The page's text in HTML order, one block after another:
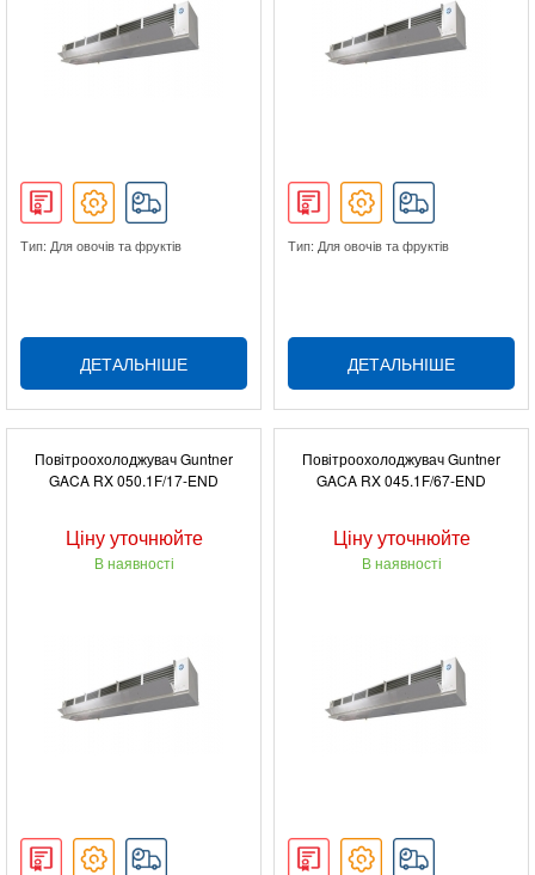
Тип: Для овочів та фруктів
ДЕТАЛЬНІШЕ
Тип: Для овочів та фруктів
ДЕТАЛЬНІШЕ
Повітроохолоджувач Guntner
GACA RX 050.1F/17-END
Ціну уточнюйте
В наявності
Повітроохолоджувач Guntner
GACA RX 045.1F/67-END
Ціну уточнюйте
В наявності